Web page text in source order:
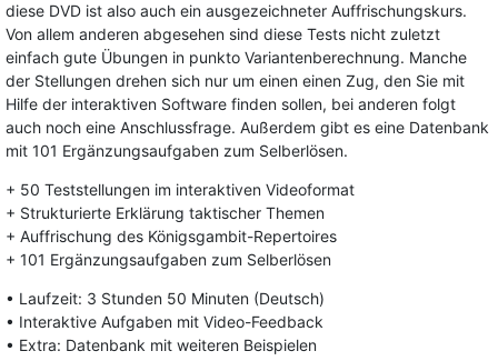
diese DVD ist also auch ein ausgezeichneter Auffrischungskurs.
Von allem anderen abgesehen sind diese Tests nicht zuletzt
einfach gute Übungen in punkto Variantenberechnung. Manche
der Stellungen drehen sich nur um einen einen Zug, den Sie mit
Hilfe der interaktiven Software finden sollen, bei anderen folgt
auch noch eine Anschlussfrage. Außerdem gibt es eine Datenbank
mit 101 Ergänzungsaufgaben zum Selberlösen.
+ 50 Teststellungen im interaktiven Videoformat
+ Strukturierte Erklärung taktischer Themen
+ Auffrischung des Königsgambit-Repertoires
+ 101 Ergänzungsaufgaben zum Selberlösen
• Laufzeit: 3 Stunden 50 Minuten (Deutsch)
• Interaktive Aufgaben mit Video-Feedback
• Extra: Datenbank mit weiteren Beispielen